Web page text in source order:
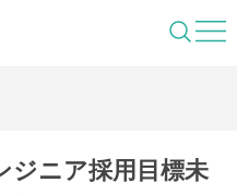
先を照らすメディ
ジニア採用目標未